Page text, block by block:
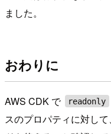
ました。
おわりに
AWS CDK で readonly
スのプロパティに対し